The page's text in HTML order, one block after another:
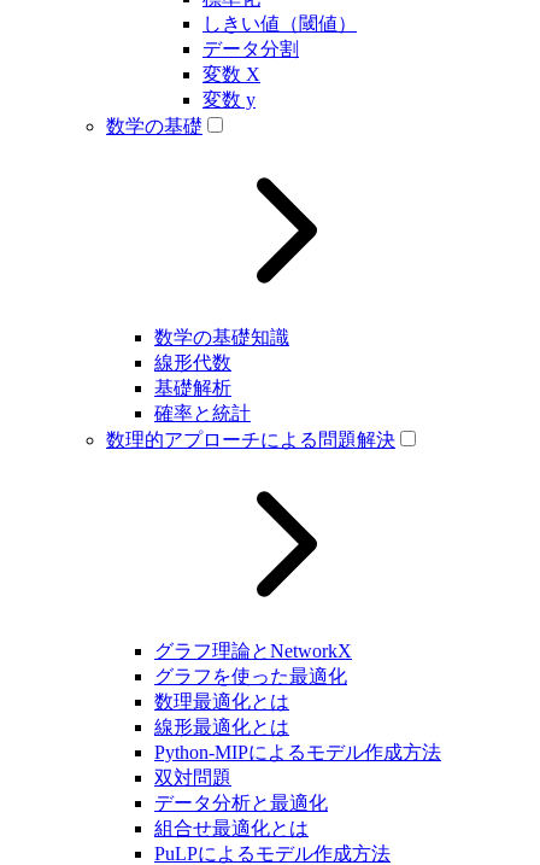
しきい値（閾値）
データ分割
変数 X
変数 y
数学の基礎
数学の基礎知識
線形代数
基礎解析
確率と統計
数理的アプローチによる問題解決
グラフ理論とNetworkX
グラフを使った最適化
数理最適化とは
線形最適化とは
Python-MIPによるモデル作成方法
双対問題
データ分析と最適化
組合せ最適化とは
PuLPによるモデル作成方法